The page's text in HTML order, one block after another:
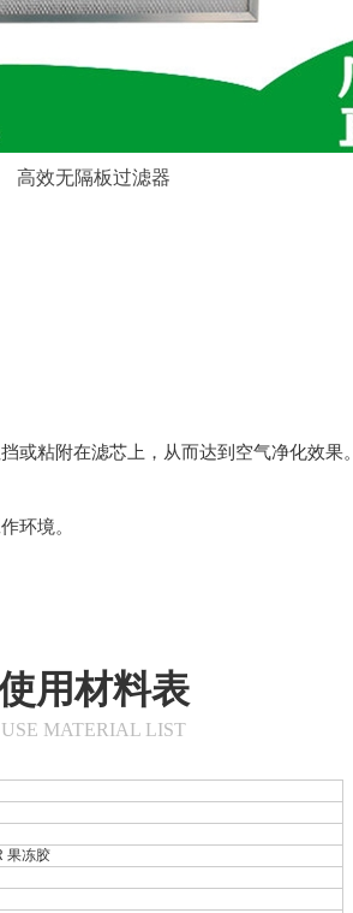
高效无隔板过滤器
或粘附在滤芯上，从而达到空气净化效果。
环境。
用材料表
USE MATERIAL LIST
果冻胶